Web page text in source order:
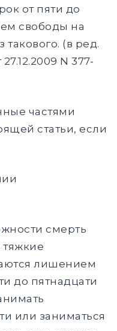
от пяти до
свободы на
такового. (в ред.
N 377-
частями
статьи, если
смерть
лишением
до пятнадцати
или заниматься